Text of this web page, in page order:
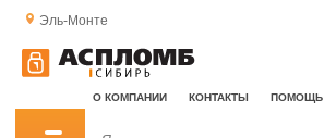
Эль-Монте
О КОМПАНИИ КОНТАКТЫ ПОМОЩЬ